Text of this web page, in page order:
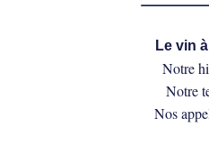
Le vin
Notre
Notre
Nos